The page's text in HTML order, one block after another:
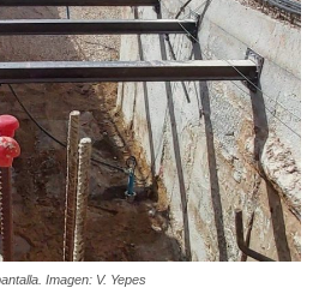
Imagen: V. Yepes